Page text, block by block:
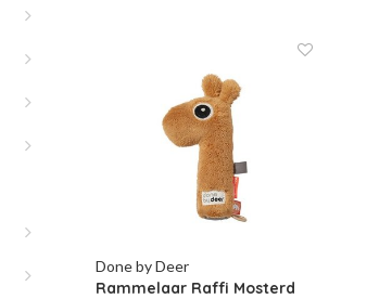
Done by Deer
Rammelaar Raffi Mosterd